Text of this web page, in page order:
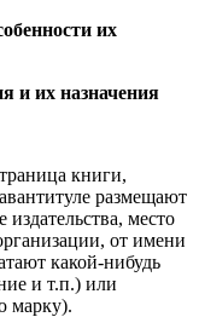
их
и их назначения
книги,
размещают
место
от имени
какой-нибудь
и т.п.) или
марку).